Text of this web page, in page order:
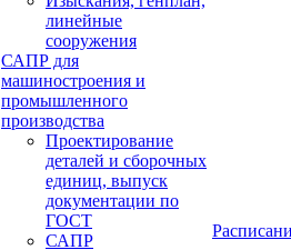
линейные
сооружения
САПР для
машиностроения и
промышленного
производства
Проектирование
деталей и сборочных
единиц, выпуск
документации по
ГОСТ
САПР